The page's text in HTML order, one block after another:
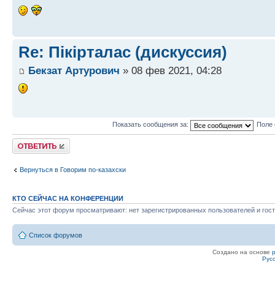
Re: Пікірталас (дискуссия)
Бекзат Артурович » 08 фев 2021, 04:28
Показать сообщения за: Поле
Ответить
Вернуться в Говорим по-казахски
КТО СЕЙЧАС НА КОНФЕРЕНЦИИ
Сейчас этот форум просматривают: нет зарегистрированных пользователей и
Список форумов
Создано на основе